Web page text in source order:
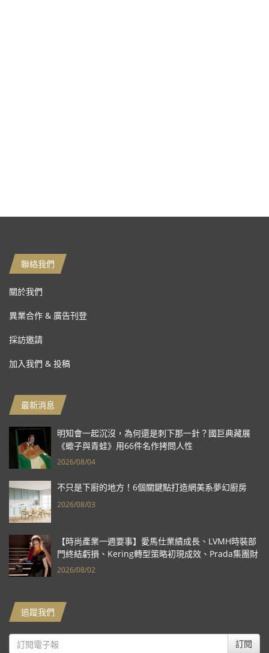
聯絡我們
關於我們
異業合作 & 廣告刊登
採訪邀請
加入我們 & 投稿
最新消息
明知會一起沉沒，為何還是刺下那一針？國巨典藏展
《蠍子與青蛙》用66件名作拷問人性
2026/08/04
不只是下廚的地方！6個關鍵點打造網美系夢幻廚房
2026/08/03
【時尚產業一週要事】愛馬仕業績成長、LVMH時裝部
門終結虧損、Kering轉型策略初現成效、Prada集團財
報亮眼
2026/08/02
追蹤我們
訂閱